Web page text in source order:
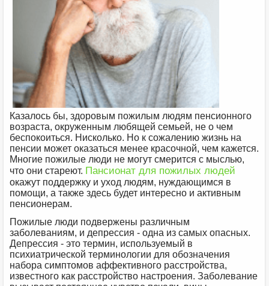
Казалось бы, здоровым пожилым людям пенсионного
возраста, окруженным любящей семьей, не о чем
беспокоиться. Нисколько. Но к сожалению жизнь на
пенсии может оказаться менее красочной, чем кажется.
Многие пожилые люди не могут смерится с мыслью,
что они стареют. Пансионат для пожилых людей
окажут поддержку и уход людям, нуждающимся в
помощи, а также здесь будет интересно и активным
пенсионерам.
Пожилые люди подвержены различным
заболеваниям, и депрессия - одна из самых опасных.
Депрессия - это термин, используемый в
психиатрической терминологии для обозначения
набора симптомов аффективного расстройства,
известного как расстройство настроения. Заболевание